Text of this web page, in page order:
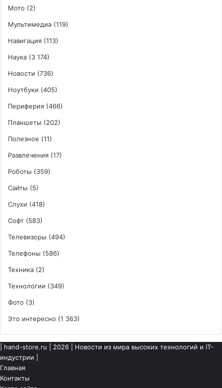
Мото (2)
Мультимедиа (119)
Навигация (113)
Наука (3 174)
Новости (736)
Ноутбуки (405)
Периферия (466)
Планшеты (202)
Полезное (11)
Развлечения (17)
Роботы (359)
Сайты (5)
Слухи (418)
Софт (583)
Телевизоры (494)
Телефоны (586)
Техника (2)
Технологии (349)
Фото (3)
Это интересно (1 363)
hand-store.ru | 2026 | Новости из мира высоких технологий и IT-
индустрии |
Главная
Контакты